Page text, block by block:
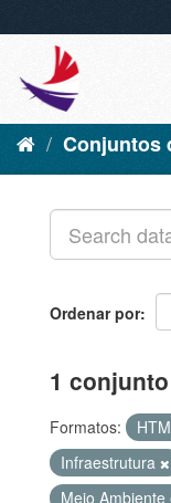
Conjuntos
Ordenar por
1
Formatos:
Infraestrutura
Meio